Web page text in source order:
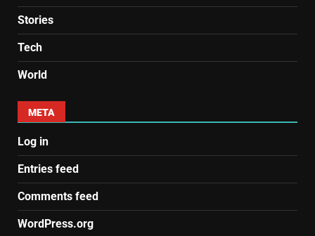
Stories
Tech
World
META
Log in
Entries feed
Comments feed
WordPress.org